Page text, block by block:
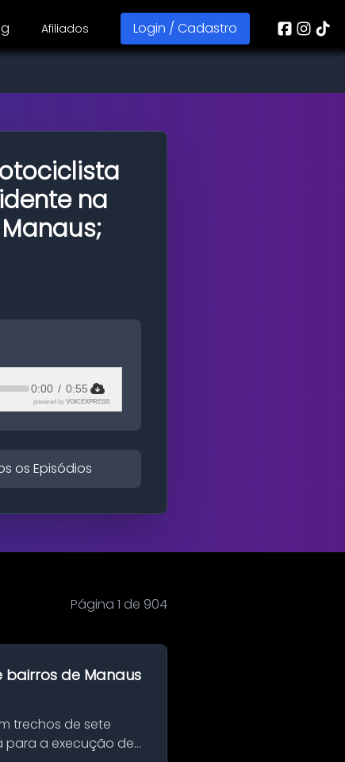
Afiliados Login / Cadastro
na
0:00 / 0:55
powered by VOICEXPRESS
os Episódios
Página 1 de 904
de Manaus
trechos de sete
para a execução de